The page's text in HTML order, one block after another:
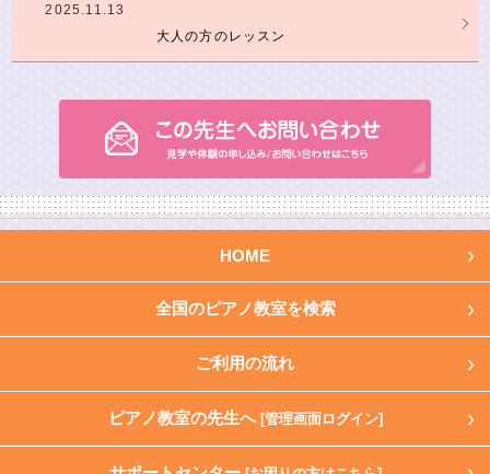
2025.11.13
大人の方のレッスン
HOME
全国のピアノ教室を検索
ご利用の流れ
ピアノ教室の先生へ [管理画面ログイン]